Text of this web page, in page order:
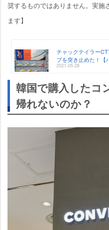
奨するものではありません。実施
ます】
チャックテイラー
プを突き止めた！【
2021-05-28
韓国で購入したコ
帰れないのか？